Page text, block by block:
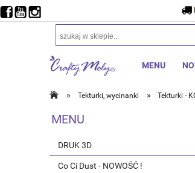
MENU
» Tekturki, wycinanki » Tekturki -
MENU
DRUK 3D
Co Ci Dust - NOWOŚĆ !